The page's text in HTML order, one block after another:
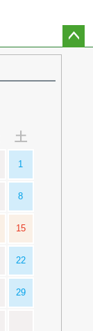
土
1
8
15
22
29